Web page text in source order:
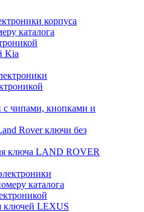
корпуса
каталога
Kia
с чипами, кнопками и
Rover ключи без
ключа LAND ROVER
каталога
ключей LEXUS